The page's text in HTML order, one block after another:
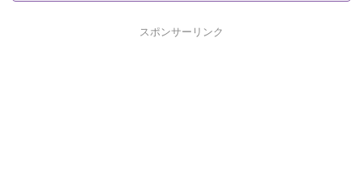
スポンサーリンク